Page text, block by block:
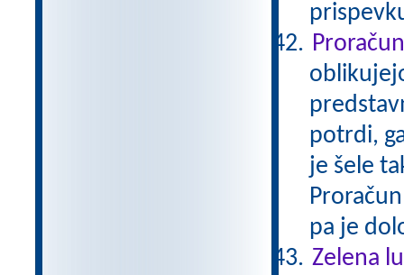
Proračun
potrdi,
je šele
pa je
Zelena